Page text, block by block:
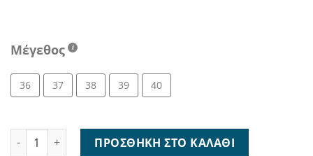
Μέγεθος
36 37 38 39 40
Bulldozer Allstar STREET17LOW-GREY ποσότητα
ΠΡΟΣΘΉΚΗ ΣΤΟ ΚΑΛΆΘΙ